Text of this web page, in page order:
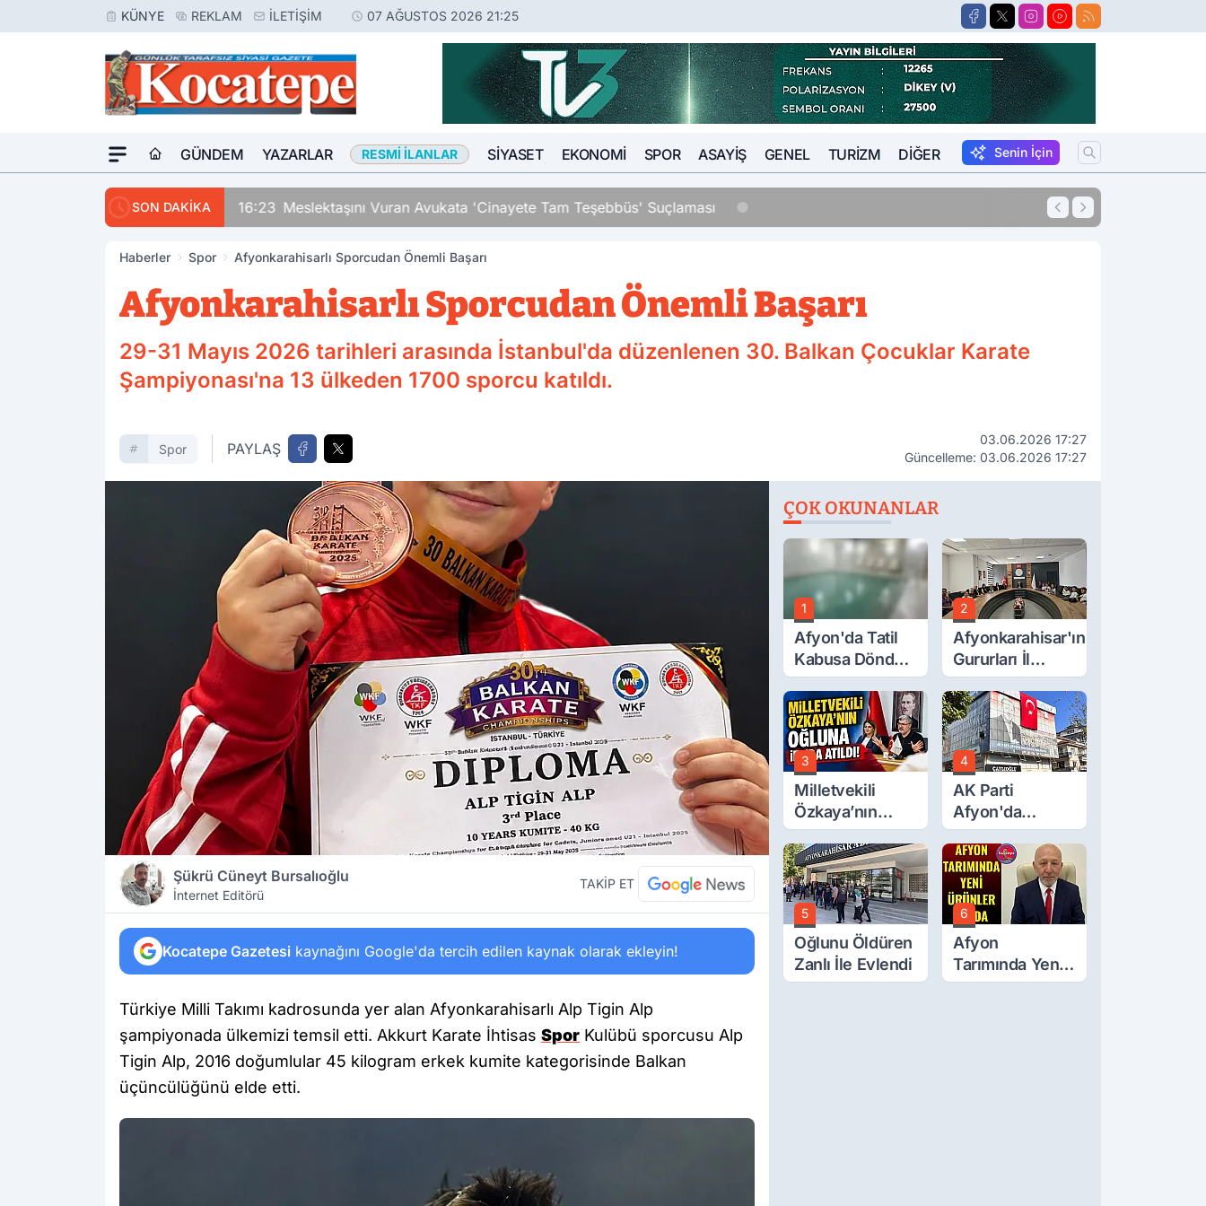
KÜNYE REKLAM İLETIŞIM 07 AĞUSTOS 2026 21:25
GÜNDEM YAZARLAR RESMI İLANLAR SIYASET EKONOMI SPOR ASAYIŞ GENEL TURIZM DIĞER Senin İçin
SON DAKİKA
Tam Teşebbüs' Suçlaması 13:27 O Avukat Adliyeye Sevk Edildi
Haberler Spor Afyonkarahisarlı Sporcudan Önemli Başarı
Afyonkarahisarlı Sporcudan Önemli Başarı
29-31 Mayıs 2026 tarihleri arasında İstanbul'da düzenlenen 30. Balkan Çocuklar Karate
Şampiyonası'na 13 ülkeden 1700 sporcu katıldı.
Spor PAYLAŞ
03.06.2026 17:27
Güncelleme: 03.06.2026 17:27
Şükrü Cüneyt Bursalıoğlu
İnternet Editörü
TAKİP ET
Kocatepe Gazetesi kaynağını Google'da tercih edilen kaynak olarak ekleyin!
Türkiye Milli Takımı kadrosunda yer alan Afyonkarahisarlı Alp Tigin Alp
şampiyonada ülkemizi temsil etti. Akkurt Karate İhtisas Spor Kulübü sporcusu Alp
Tigin Alp, 2016 doğumlular 45 kilogram erkek kumite kategorisinde Balkan
üçüncülüğünü elde etti.
ÇOK OKUNANLAR
1
Afyon'da Tatil
Kabusa Döndü,
Acı Son!
2
Afyonkarahisar'ın
Gururları İl
Müdürüyle
Buluştu
3
Milletvekili
Özkaya’nın
Oğluna İftira
Atıldı
4
AK Parti
Afyon'da
Turgay Şahin'in
Ardından Bir
Şok Daha!
5
Oğlunu Öldüren
Zanlı İle Evlendi
6
Afyon
Tarımında Yeni
Ürünler Yolda